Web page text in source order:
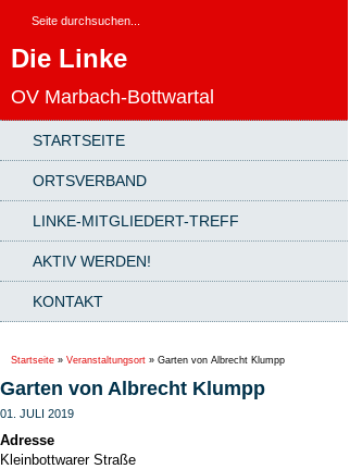
Die Linke
OV Marbach-Bottwartal
STARTSEITE
ORTSVERBAND
LINKE-MITGLIEDERT-TREFF
AKTIV WERDEN!
KONTAKT
Startseite » Veranstaltungsort » Garten von Albrecht Klumpp
Garten von Albrecht Klumpp
01. JULI 2019
Adresse
Kleinbottwarer Straße